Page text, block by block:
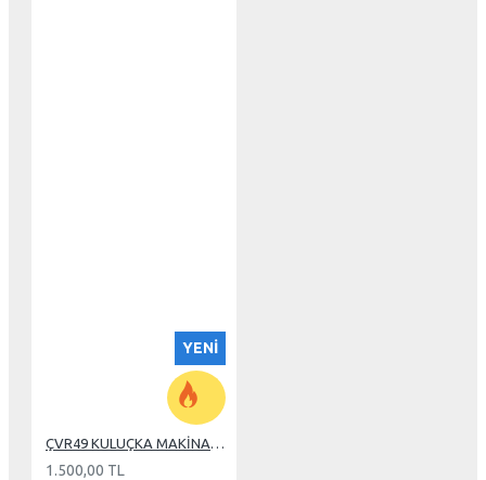
YENI
1.500,00 TL